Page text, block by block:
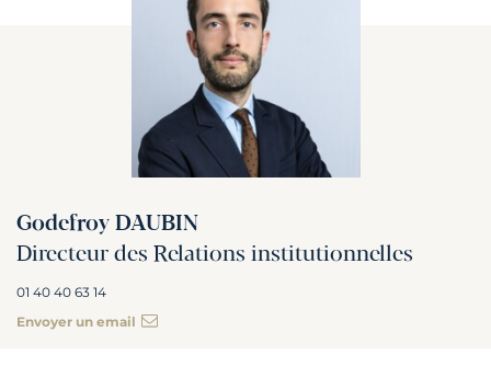
Godefroy DAUBIN
Directeur des Relations institutionnelles
01 40 40 63 14
Envoyer un email